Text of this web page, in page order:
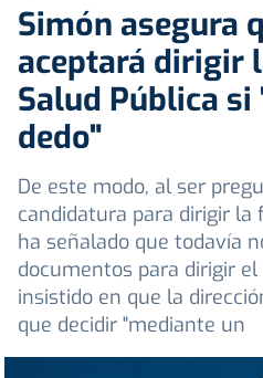
Simón asegura
aceptará dirigir
Salud Pública si
dedo"
De este modo, al ser
candidatura para dirigir la
ha señalado que todavía
documentos para dirigir
insistido en que la
que decidir "mediante un